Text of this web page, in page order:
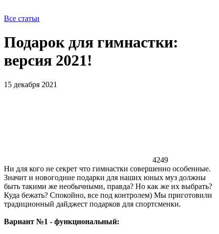
Все статьи
Подарок для гимнастки:
версия 2021!
15 декабря 2021
4249
Ни для кого не секрет что гимнастки совершенно особенные.
Значит и новогодние подарки для наших юных муз должны
быть такими же необычными, правда? Но как же их выбрать?
Куда бежать? Спокойно, все под контролем) Мы приготовили
традиционный дайджест подарков для спортсменки.
Вариант №1 - функциональный: